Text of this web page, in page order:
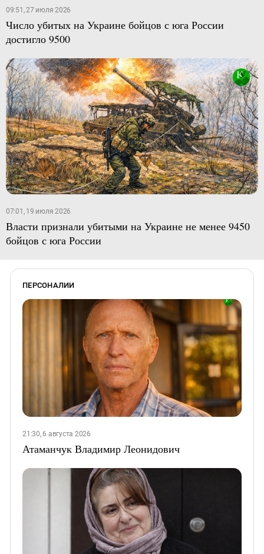
09:51, 27 июля 2026
Число убитых на Украине бойцов с юга России
достигло 9500
07:01, 19 июля 2026
Власти признали убитыми на Украине не менее 9450
бойцов с юга России
ПЕРСОНАЛИИ
21:30, 6 августа 2026
Атаманчук Владимир Леонидович